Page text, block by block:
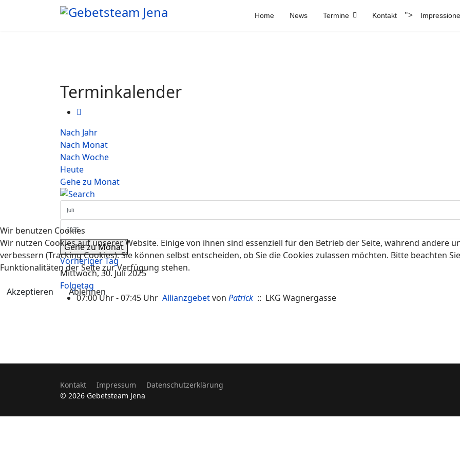
Home News Termine Kontakt ">
Terminkalender
Nach Jahr
Nach Monat
Nach Woche
Heute
Gehe zu Monat
Gehe zu Monat
Vorheriger Tag
Mittwoch, 30. Juli 2025
Folgetag
07:00 Uhr - 07:45 Uhr Allianzgebetvon Patrick :: LKG Wagnergasse
Kontakt Impressum
Datenschutzerklärung
© 2026 Gebetsteam Jena
Wir benutzen Cookies
Wir nutzen Cookies auf unserer Website. Einige von ihnen sind essenziell für den Betrieb der Seite, während andere
verbessern (Tracking Cookies). Sie können selbst entscheiden, ob Sie die Cookies zulassen möchten. Bitte beachten
Funktionalitäten der Seite zur Verfügung stehen.
Akzeptieren Ablehnen